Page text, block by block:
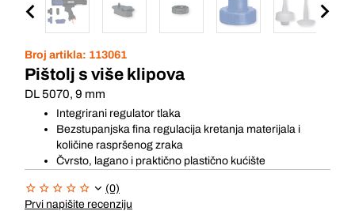
Broj artikla: 113061
Pištolj s više klipova
DL 5070, 9 mm
Integrirani regulator tlaka
Bezstupanjska fina regulacija kretanja materijala i
količine raspršenog zraka
Čvrsto, lagano i praktično plastično kućište
(0)
Prvi napišite recenziju